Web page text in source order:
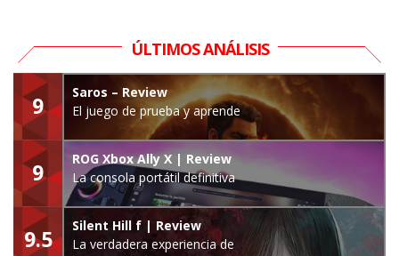
ÚLTIMOS ANÁLISIS
9
Saros – Review
El juego de prueba y aprende
9
ROG Xbox Ally X | Review
La consola portátil definitiva
9.5
Silent Hill f | Review
La verdadera experiencia de